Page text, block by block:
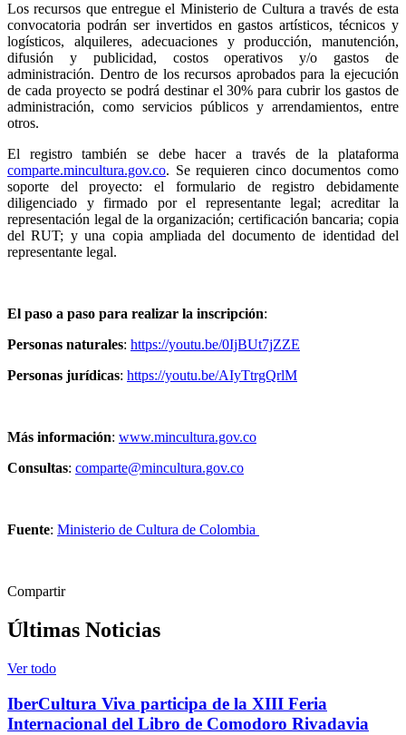
Los recursos que entregue el Ministerio de Cultura a través de esta
convocatoria podrán ser invertidos en gastos artísticos, técnicos y
logísticos, alquileres, adecuaciones y producción, manutención,
difusión y publicidad, costos operativos y/o gastos de
administración. Dentro de los recursos aprobados para la ejecución
de cada proyecto se podrá destinar el 30% para cubrir los gastos de
administración, como servicios públicos y arrendamientos, entre
otros.
El registro también se debe hacer a través de la plataforma
comparte.mincultura.gov.co. Se requieren cinco documentos como
soporte del proyecto: el formulario de registro debidamente
diligenciado y firmado por el representante legal; acreditar la
representación legal de la organización; certificación bancaria; copia
del RUT; y una copia ampliada del documento de identidad del
representante legal.
El paso a paso para realizar la inscripción:
Personas naturales: https://youtu.be/0IjBUt7jZZE
Personas jurídicas: https://youtu.be/AIyTtrgQrlM
Más información: www.mincultura.gov.co
Consultas: comparte@mincultura.gov.co
Fuente: Ministerio de Cultura de Colombia
Compartir
Últimas Noticias
Ver todo
IberCultura Viva participa de la XIII Feria
Internacional del Libro de Comodoro Rivadavia